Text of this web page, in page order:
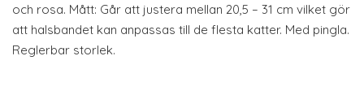
och rosa. Mått: Går att justera mellan 20,5 – 31 cm vilket gör
att halsbandet kan anpassas till de flesta katter. Med pingla.
Reglerbar storlek.